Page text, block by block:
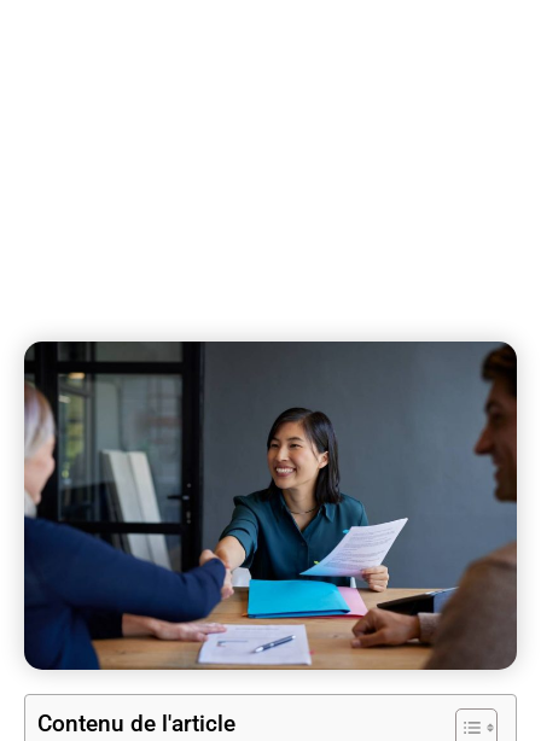
Contenu de l'article